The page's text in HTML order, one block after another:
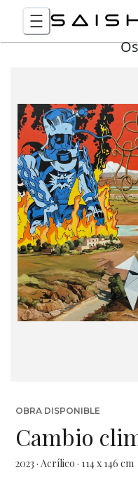
OBRA DISPONIBLE
Cambio
2023 · Acrílico · 114 x 146 cm